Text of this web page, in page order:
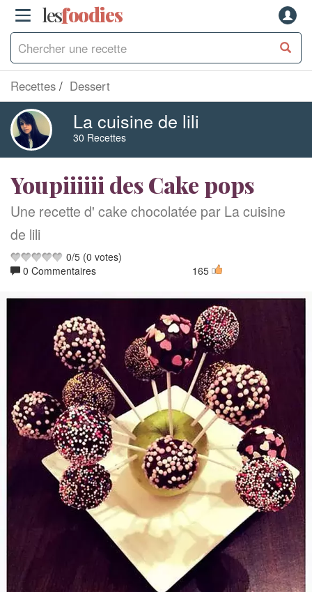
lesfoodies
Recettes Dessert
La cuisine de lili
30 Recettes
Youpiiiiii des Cake pops
Une recette d' cake chocolatée par La cuisine
de lili
0/5 (0 votes)
0 Commentaires
165